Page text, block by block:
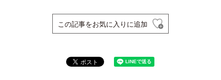
この記事をお気に入りに追加